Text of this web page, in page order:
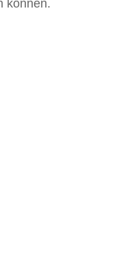
können.